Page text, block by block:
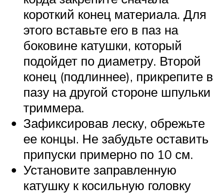
короткий конец материала. Для
этого вставьте его в паз на
боковине катушки, который
подойдет по диаметру. Второй
конец (подлиннее), прикрепите в
пазу на другой стороне шпульки
триммера.
Зафиксировав леску, обрежьте
ее концы. Не забудьте оставить
припуски примерно по 10 см.
Установите заправленную
катушку к косильную головку